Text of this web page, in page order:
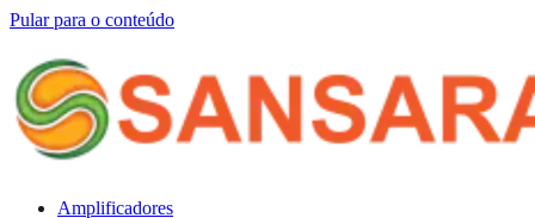
Pular para o conteúdo
Amplificadores